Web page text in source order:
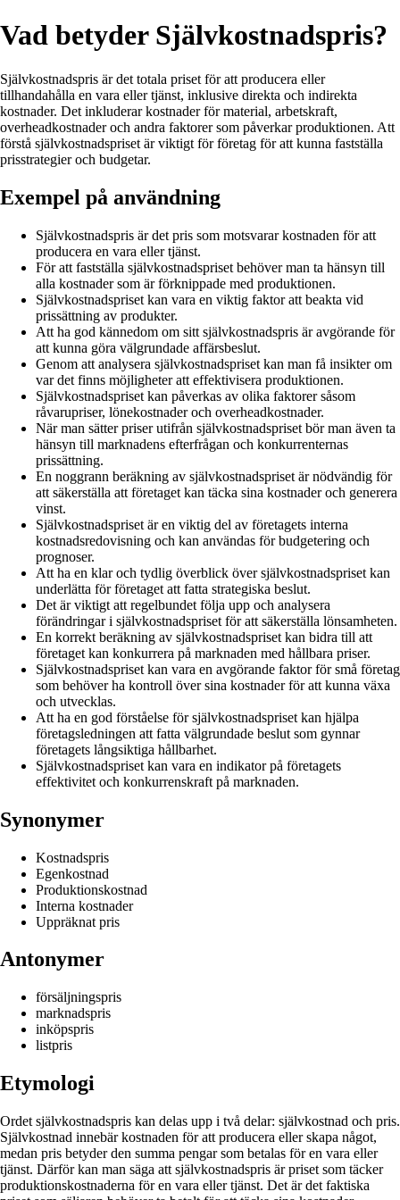
Vad betyder Självkostnadspris?
Självkostnadspris är det totala priset för att producera eller
tillhandahålla en vara eller tjänst, inklusive direkta och indirekta
kostnader. Det inkluderar kostnader för material, arbetskraft,
overheadkostnader och andra faktorer som påverkar produktionen. Att
förstå självkostnadspriset är viktigt för företag för att kunna fastställa
prisstrategier och budgetar.
Exempel på användning
Självkostnadspris är det pris som motsvarar kostnaden för att
producera en vara eller tjänst.
För att fastställa självkostnadspriset behöver man ta hänsyn till
alla kostnader som är förknippade med produktionen.
Självkostnadspriset kan vara en viktig faktor att beakta vid
prissättning av produkter.
Att ha god kännedom om sitt självkostnadspris är avgörande för
att kunna göra välgrundade affärsbeslut.
Genom att analysera självkostnadspriset kan man få insikter om
var det finns möjligheter att effektivisera produktionen.
Självkostnadspriset kan påverkas av olika faktorer såsom
råvarupriser, lönekostnader och overheadkostnader.
När man sätter priser utifrån självkostnadspriset bör man även ta
hänsyn till marknadens efterfrågan och konkurrenternas
prissättning.
En noggrann beräkning av självkostnadspriset är nödvändig för
att säkerställa att företaget kan täcka sina kostnader och generera
vinst.
Självkostnadspriset är en viktig del av företagets interna
kostnadsredovisning och kan användas för budgetering och
prognoser.
Att ha en klar och tydlig överblick över självkostnadspriset kan
underlätta för företaget att fatta strategiska beslut.
Det är viktigt att regelbundet följa upp och analysera
förändringar i självkostnadspriset för att säkerställa lönsamheten.
En korrekt beräkning av självkostnadspriset kan bidra till att
företaget kan konkurrera på marknaden med hållbara priser.
Självkostnadspriset kan vara en avgörande faktor för små företag
som behöver ha kontroll över sina kostnader för att kunna växa
och utvecklas.
Att ha en god förståelse för självkostnadspriset kan hjälpa
företagsledningen att fatta välgrundade beslut som gynnar
företagets långsiktiga hållbarhet.
Självkostnadspriset kan vara en indikator på företagets
effektivitet och konkurrenskraft på marknaden.
Synonymer
Kostnadspris
Egenkostnad
Produktionskostnad
Interna kostnader
Uppräknat pris
Antonymer
försäljningspris
marknadspris
inköpspris
listpris
Etymologi
Ordet självkostnadspris kan delas upp i två delar: självkostnad och pris.
Självkostnad innebär kostnaden för att producera eller skapa något,
medan pris betyder den summa pengar som betalas för en vara eller
tjänst. Därför kan man säga att självkostnadspris är priset som täcker
produktionskostnaderna för en vara eller tjänst. Det är det faktiska